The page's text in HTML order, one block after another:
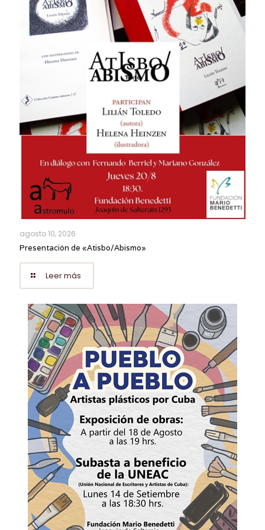
agosto 10, 2026
Presentación de «Atisbo/Abismo»
Leer más